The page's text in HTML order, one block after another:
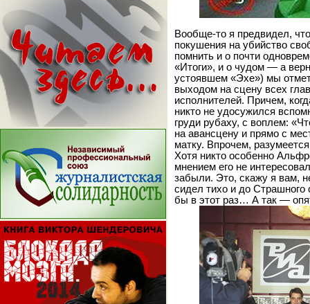
Вообще-то я предвидел,
покушения на убийство
помнить и о почти
«Итоги», и о чудом — а
устоявшем «Эхе») мы
выходом на сцену всех
исполнителей. Причем,
никто не удосужился
груди рубаху, с воплем:
на авансцену и прямо с
матку. Впрочем,
Хотя никто особенно
мнением его не
забыли. Это, скажу я вам,
сидел тихо и до
бы в этот раз… А так —